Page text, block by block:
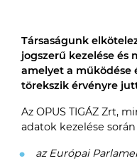
Társaságunk
jogszerű kezelése és
amelyet a működése
törekszik érvényre
Az OPUS TIGÁZ Zrt,
adatok kezelése
az Európai